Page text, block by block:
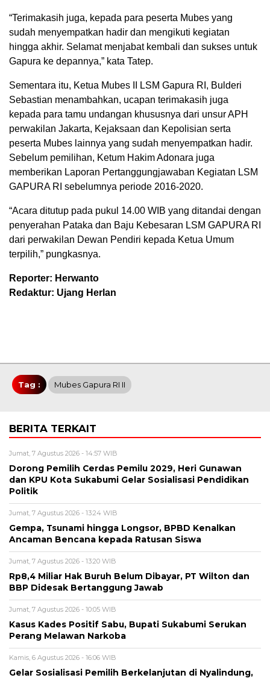
“Terimakasih juga, kepada para peserta Mubes yang
sudah menyempatkan hadir dan mengikuti kegiatan
hingga akhir. Selamat menjabat kembali dan sukses untuk
Gapura ke depannya,” kata Tatep.
Sementara itu, Ketua Mubes II LSM Gapura RI, Bulderi
Sebastian menambahkan, ucapan terimakasih juga
kepada para tamu undangan khususnya dari unsur APH
perwakilan Jakarta, Kejaksaan dan Kepolisian serta
peserta Mubes lainnya yang sudah menyempatkan hadir.
Sebelum pemilihan, Ketum Hakim Adonara juga
memberikan Laporan Pertanggungjawaban Kegiatan LSM
GAPURA RI sebelumnya periode 2016-2020.
“Acara ditutup pada pukul 14.00 WIB yang ditandai dengan
penyerahan Pataka dan Baju Kebesaran LSM GAPURA RI
dari perwakilan Dewan Pendiri kepada Ketua Umum
terpilih,” pungkasnya.
Reporter: Herwanto
Redaktur: Ujang Herlan
Tag : Mubes Gapura RI II
BERITA TERKAIT
Jumat, 7 Agustus 2026 - 14:57 WIB
Dorong Pemilih Cerdas Pemilu 2029, Heri Gunawan
dan KPU Kota Sukabumi Gelar Sosialisasi Pendidikan
Politik
Jumat, 7 Agustus 2026 - 13:24 WIB
Gempa, Tsunami hingga Longsor, BPBD Kenalkan
Ancaman Bencana kepada Ratusan Siswa
Jumat, 7 Agustus 2026 - 13:20 WIB
Rp8,4 Miliar Hak Buruh Belum Dibayar, PT Wilton dan
BBP Didesak Bertanggung Jawab
Jumat, 7 Agustus 2026 - 10:05 WIB
Kasus Kades Positif Sabu, Bupati Sukabumi Serukan
Perang Melawan Narkoba
Kamis, 6 Agustus 2026 - 16:06 WIB
Gelar Sosialisasi Pemilih Berkelanjutan di Nyalindung,